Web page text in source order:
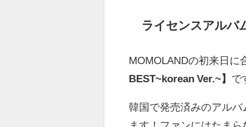
ライセンスアルバ
MOMOLANDの初来日に
BEST~korean Ver.~】 で
韓国で発売済みのアル
ます！ファンにはたま